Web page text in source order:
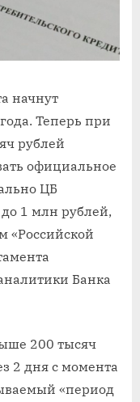
начнут
Теперь при
рублей
официальное
ЦБ
1 млн рублей,
«Российской
Банка
200 тысяч
2 дня с момента
«период